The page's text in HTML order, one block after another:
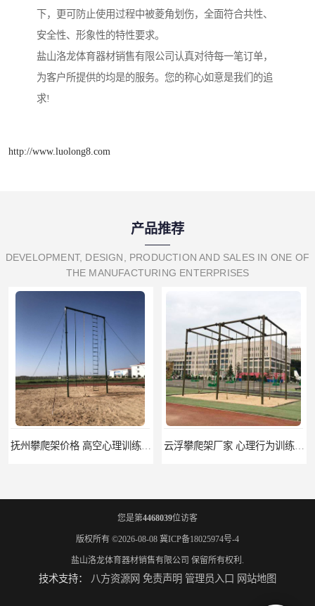
下，更可防止使用过程中被菱角划伤，全面符合共性、
安全性、形象性的特性要求。
盐山洛龙体育器材销售有限公司认真对待每一笔订单，
为客户所提供的均是的服务。您的称心如意是我们的追
求!
http://www.luolong8.com
产品推荐
DEVELOPMENT, DESIGN, PRODUCTION AND SALES IN ONE OF
THE MANUFACTURING ENTERPRISES
您是第4468039位访客
版权所有 ©2026-08-08 冀ICP备18025974号-4
盐山洛龙体育器材销售有限公司 保留所有权利.
技术支持： 八方资源网 免责声明 管理员入口 网站地图